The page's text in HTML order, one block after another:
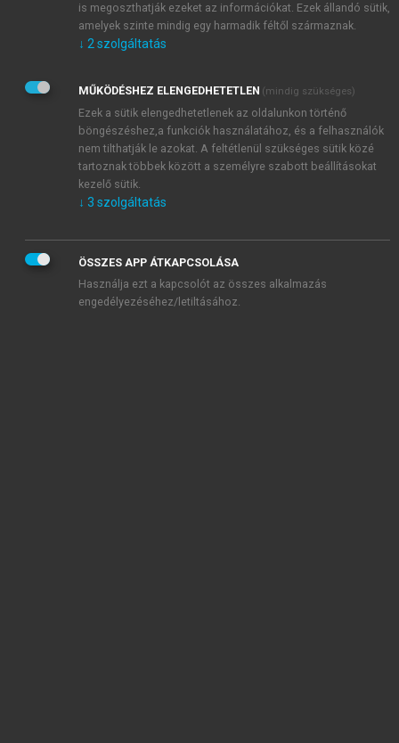
Kérek értesítést a MeRSZ újdonságairól, akcióiról.
Kérek értesítést az Akadémiai Kiadó Zrt. újdonságairól,
Adatkezelési tájékoztatóbanfoglaltakat tudomásul
veszem és elfogadom.
Általános vásárlási feltételeket, valamint a szotar.netés a
mersz.huoldalak licencszerződéseiben foglaltakat
tudomásul veszem és elfogadom.
KIPRÓBÁLOM
is megoszthatják ezeket az információkat. Ezek állandó sütik,
amelyek szinte mindig egy harmadik féltől származnak.
↓ 2 szolgáltatás
MŰKÖDÉSHEZ ELENGEDHETETLEN (mindig szükséges)
Ezek a sütik elengedhetetlenek az oldalunkon történő
böngészéshez,a funkciók használatához, és a felhasználók
nem tilthatják le azokat. A feltétlenül szükséges sütik közé
tartoznak többek között a személyre szabott beállításokat
kezelő sütik.
↓ 3 szolgáltatás
ÖSSZES APP ÁTKAPCSOLÁSA
Használja ezt a kapcsolót az összes alkalmazás
engedélyezéséhez/letiltásához.